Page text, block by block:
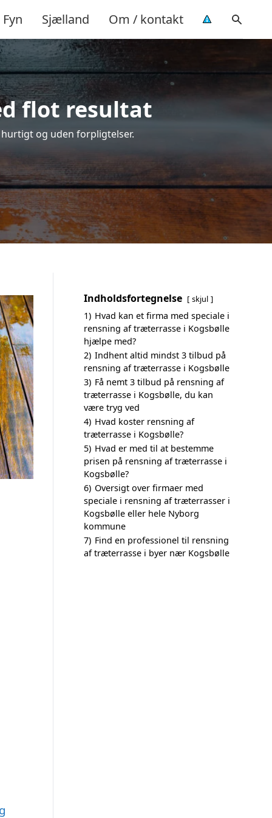
Fyn Sjælland Om / kontakt
flot resultat
og uden forpligtelser.
Indholdsfortegnelse skjul
1) Hvad kan et firma med speciale i
rensning af træterrasse i Kogsbølle
hjælpe med?
2) Indhent altid mindst 3 tilbud på
rensning af træterrasse i Kogsbølle
3) Få nemt 3 tilbud på rensning af
træterrasse i Kogsbølle, du kan
være tryg ved
4) Hvad koster rensning af
træterrasse i Kogsbølle?
5) Hvad er med til at bestemme
prisen på rensning af træterrasse i
Kogsbølle?
6) Oversigt over firmaer med
speciale i rensning af træterrasser i
Kogsbølle eller hele Nyborg
kommune
7) Find en professionel til rensning
af træterrasse i byer nær Kogsbølle